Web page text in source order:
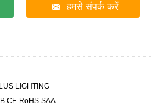
हमसे संपर्क करें
LIGHTING
CE RoHS SAA